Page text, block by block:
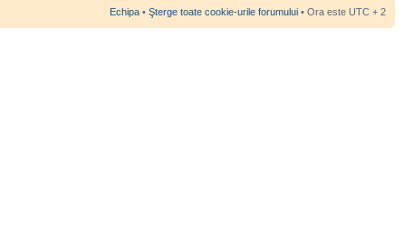
Echipa • Şterge toate cookie-urile forumului • Ora este UTC + 2